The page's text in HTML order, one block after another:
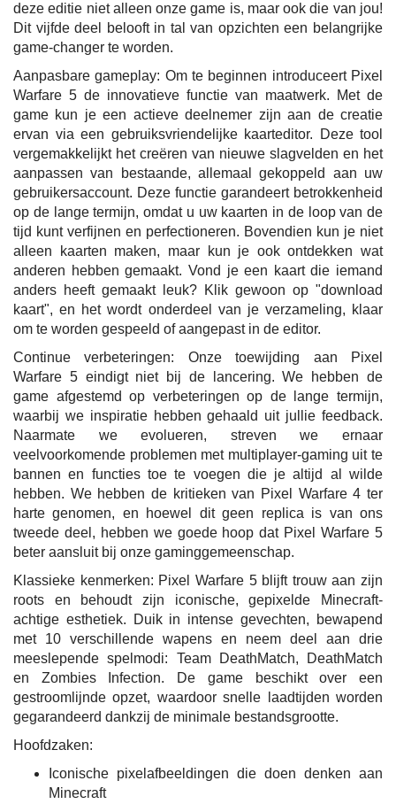
deze editie niet alleen onze game is, maar ook die van jou!
Dit vijfde deel belooft in tal van opzichten een belangrijke
game-changer te worden.
Aanpasbare gameplay: Om te beginnen introduceert Pixel
Warfare 5 de innovatieve functie van maatwerk. Met de
game kun je een actieve deelnemer zijn aan de creatie
ervan via een gebruiksvriendelijke kaarteditor. Deze tool
vergemakkelijkt het creëren van nieuwe slagvelden en het
aanpassen van bestaande, allemaal gekoppeld aan uw
gebruikersaccount. Deze functie garandeert betrokkenheid
op de lange termijn, omdat u uw kaarten in de loop van de
tijd kunt verfijnen en perfectioneren. Bovendien kun je niet
alleen kaarten maken, maar kun je ook ontdekken wat
anderen hebben gemaakt. Vond je een kaart die iemand
anders heeft gemaakt leuk? Klik gewoon op "download
kaart", en het wordt onderdeel van je verzameling, klaar
om te worden gespeeld of aangepast in de editor.
Continue verbeteringen: Onze toewijding aan Pixel
Warfare 5 eindigt niet bij de lancering. We hebben de
game afgestemd op verbeteringen op de lange termijn,
waarbij we inspiratie hebben gehaald uit jullie feedback.
Naarmate we evolueren, streven we ernaar
veelvoorkomende problemen met multiplayer-gaming uit te
bannen en functies toe te voegen die je altijd al wilde
hebben. We hebben de kritieken van Pixel Warfare 4 ter
harte genomen, en hoewel dit geen replica is van ons
tweede deel, hebben we goede hoop dat Pixel Warfare 5
beter aansluit bij onze gaminggemeenschap.
Klassieke kenmerken: Pixel Warfare 5 blijft trouw aan zijn
roots en behoudt zijn iconische, gepixelde Minecraft-
achtige esthetiek. Duik in intense gevechten, bewapend
met 10 verschillende wapens en neem deel aan drie
meeslepende spelmodi: Team DeathMatch, DeathMatch
en Zombies Infection. De game beschikt over een
gestroomlijnde opzet, waardoor snelle laadtijden worden
gegarandeerd dankzij de minimale bestandsgrootte.
Hoofdzaken:
Iconische pixelafbeeldingen die doen denken aan
Minecraft